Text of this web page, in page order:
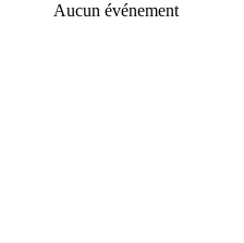
Aucun événement